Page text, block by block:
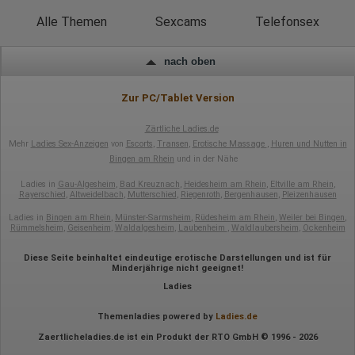
auch im Rahmen von Umfragen und Feedbackfunktionen, die
Erhobene Daten:
Gerätetyp
Geografischer Standort
IP-Adresse
Mausbewegungen
Bildschirmauflösung
Eindeutige Gerätekennung
Browser-Typ
Domain-Name
Alle Themen Sexcams Telefonsex
nach oben
Zur PC/Tablet Version
Zärtliche Ladies.de
Mehr Ladies Sex-Anzeigen von Escorts, Transen, Erotische Massage , Huren und Nutten in
Bingen am Rhein und in der Nähe
Ladies in Gau-Algesheim, Bad Kreuznach, Heidesheim am Rhein, Eltville am Rhein,
Rayerschied, Altweidelbach, Mutterschied, Riegenroth, Bergenhausen, Pleizenhausen
Ladies in Bingen am Rhein, Münster-Sarmsheim, Rüdesheim am Rhein, Weiler bei Bingen,
Rümmelsheim, Geisenheim, Waldalgesheim, Laubenheim , Waldlaubersheim, Ockenheim
Diese Seite beinhaltet eindeutige erotische Darstellungen und ist für
Minderjährige nicht geeignet!
Ladies
Themenladies powered by Ladies.de
Zaertlicheladies.de ist ein Produkt der RTO GmbH © 1996 - 2026